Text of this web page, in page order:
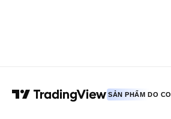
SẢN PHẨM DO